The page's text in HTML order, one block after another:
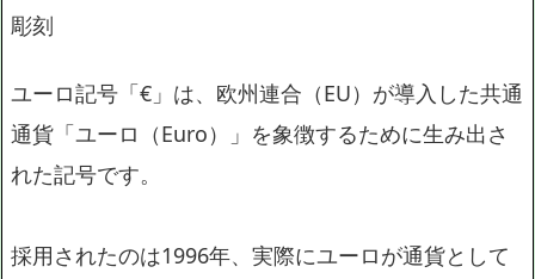
彫刻
ユーロ記号「€」は、欧州連合（EU）が導入した共通
通貨「ユーロ（Euro）」を象徴するために生み出さ
れた記号です。
採用されたのは1996年、実際にユーロが通貨として